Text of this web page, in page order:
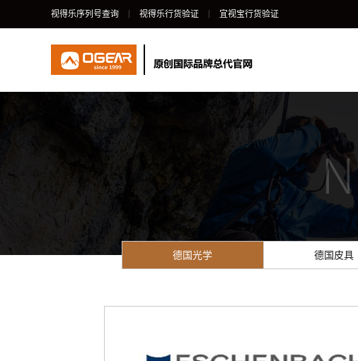
视得乐序列号查询 视得乐行货验证 宜视宝行货验证
德国光学 德国皮具